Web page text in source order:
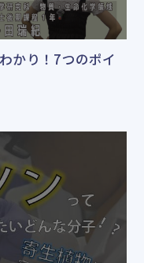
かり！7つのポイ